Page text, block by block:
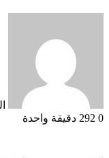
0
دقيقة واحدة